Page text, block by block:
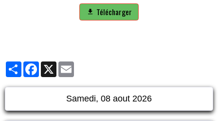
Télécharger
PartagerFacebook
X
Samedi, 08 aout 2026